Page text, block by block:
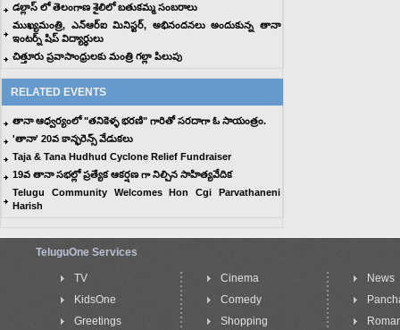
డల్లాస్ లో తెలంగాణ శైలిలో బతుకమ్మ సంబరాలు
ముఖ్యమంత్రి, ఎన్ఆర్ఐ మినిస్టర్, అభినందనలు అందుకున్న తానా
ఇంటర్న్ షిప్ విద్యార్ధులు
చిత్తూరు ప్రవాసాంధ్రులకు మంత్రి గల్లా పిలుపు
RELATED EVENTS
తానా ఆధ్వర్యంలో "తనికెళ్ళ భరణి" గారితో సరదాగా ఓ సాయంత్రం.
'తానా' 20వ కాన్ఫరెన్స్ వేడుకలు
Taja & Tana Hudhud Cyclone Relief Fundraiser
19వ తానా సభల్లో ప్రత్యేక ఆకర్షణ గా నిల్చిన సాహిత్యవేదిక
Telugu Community Welcomes Hon Cgi Parvathaneni
Harish
TeluguOne Services
TV
KidsOne
Greetings
Cinema
Comedy
Shopping
News